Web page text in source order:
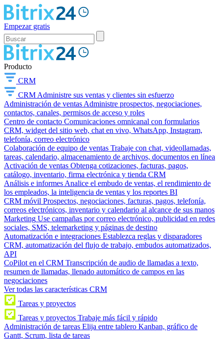
Empezar gratis
Producto
CRM
CRM Administre sus ventas y clientes sin esfuerzo
Administración de ventas Administre prospectos, negociaciones,
contactos, canales, permisos de acceso y roles
Centro de contacto Comunicaciones omnicanal con formularios
CRM, widget del sitio web, chat en vivo, WhatsApp, Instagram,
telefonía, correo electrónico
Colaboración de equipo de ventas Trabaje con chat, videollamadas,
tareas, calendario, almacenamiento de archivos, documentos en línea
Activación de ventas Obtenga cotizaciones, facturas, pagos,
catálogo, inventario, firma electrónica y tienda CRM
Análisis e informes Analice el embudo de ventas, el rendimiento de
los empleados, la inteligencia de ventas y los reportes BI
CRM móvil Prospectos, negociaciones, facturas, pagos, telefonía,
correos electrónicos, inventario y calendario al alcance de sus manos
Marketing Use campañas por correo electrónico, publicidad en redes
sociales, SMS, telemarketing y páginas de destino
Automatización e integraciones Establezca reglas y disparadores
CRM, automatización del flujo de trabajo, embudos automatizados,
API
CoPilot en el CRM Transcripción de audio de llamadas a texto,
resumen de llamadas, llenado automático de campos en las
negociaciones
Ver todas las características CRM
Tareas y proyectos
Tareas y proyectos Trabaje más fácil y rápido
Administración de tareas Elija entre tablero Kanban, gráfico de
Gantt, Scrum, lista de tareas